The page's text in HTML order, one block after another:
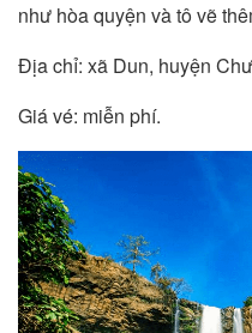
như hòa quyện và tô vẽ
Địa chỉ: xã Dun, huyện
Giá vé: miễn phí.